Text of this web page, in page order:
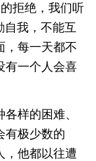
拒绝，我们听
自我，不能互
，每一天都不
有一个人会喜
样的困难、
有极少数的
，他都以往遭